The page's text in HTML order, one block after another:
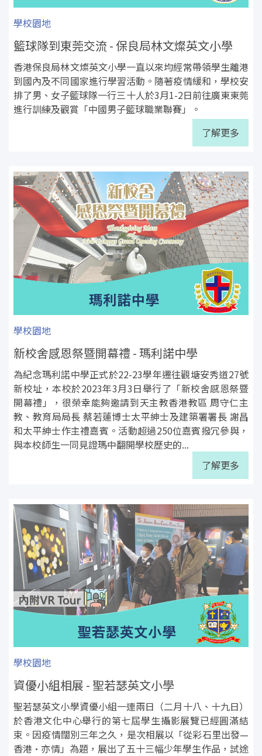
學校園地
籃球隊到東莞交流 - 保良局林文燦英文小學
香港保良局林文燦英文小學一直以來均經常帶領學生離港
到國內及不同國家進行學習活動。隨著疫情緩和，學校安
排了男、女子籃球隊一行三十人於3月1-2日前往廣東東莞
進行訓練及觀賞「中國男子籃球職業聯賽」。
了解更多
學校園地
新校舍感恩祭暨開幕禮 - 瑪利諾中學
為紀念瑪利諾中學正式於22-23學年遷往觀塘安秀道27號
新校址，本校於2023年3月3日舉行了「新校舍感恩祭暨
開幕禮」，很榮幸能夠邀請到天主教香港教區 周守仁主
教、教育局局長 蔡若蓮博士太平紳士及建築署署長 謝昌
和太平紳士作主禮嘉賓。活動超過250位嘉賓撥冗參與，
與本校師生一同見證瑪中翻開學校歷史的...
了解更多
學校園地
資優小組相展 - 聖若瑟英文小學
聖若瑟英文小學資優小組一連兩日（二月十八、十九日）
於香港文化中心舉行的第七屆學生攝影展覽已經圓滿結
束。因疫情闊別三年之久，是次相展以「從彩石里出發—
香港•亦情」為題，展出了五十三幅少年學生作品，試途